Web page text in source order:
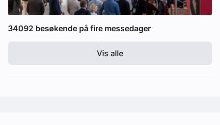
34092 besøkende på fire messedager
Vis alle